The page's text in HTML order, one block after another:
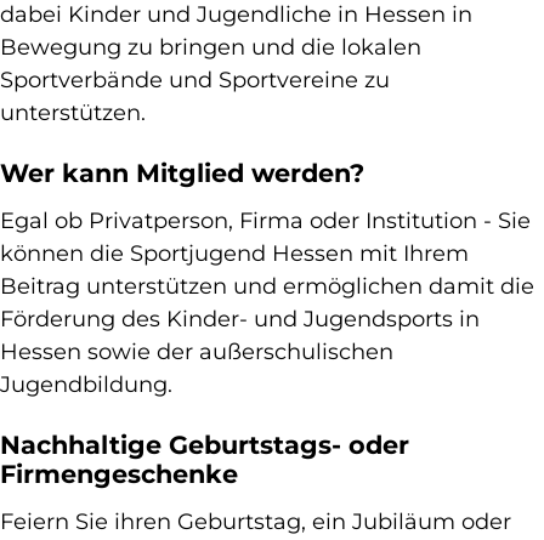
dabei Kinder und Jugendliche in Hessen in
Bewegung zu bringen und die lokalen
Sportverbände und Sportvereine zu
unterstützen.
Wer kann Mitglied werden?
Egal ob Privatperson, Firma oder Institution - Sie
können die Sportjugend Hessen mit Ihrem
Beitrag unterstützen und ermöglichen damit die
Förderung des Kinder- und Jugendsports in
Hessen sowie der außerschulischen
Jugendbildung.
Nachhaltige Geburtstags- oder
Firmengeschenke
Feiern Sie ihren Geburtstag, ein Jubiläum oder